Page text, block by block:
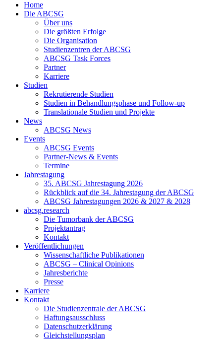
Home
Die ABCSG
Über uns
Die größten Erfolge
Die Organisation
Studienzentren der ABCSG
ABCSG Task Forces
Partner
Karriere
Studien
Rekrutierende Studien
Studien in Behandlungsphase und Follow-up
Translationale Studien und Projekte
News
ABCSG News
Events
ABCSG Events
Partner-News & Events
Termine
Jahrestagung
35. ABCSG Jahrestagung 2026
Rückblick auf die 34. Jahrestagung der ABCSG
ABCSG Jahrestagungen 2026 & 2027 & 2028
abcsg.research
Die Tumorbank der ABCSG
Projektantrag
Kontakt
Veröffentlichungen
Wissenschaftliche Publikationen
ABCSG – Clinical Opinions
Jahresberichte
Presse
Karriere
Kontakt
Die Studienzentrale der ABCSG
Haftungsausschluss
Datenschutzerklärung
Gleichstellungsplan